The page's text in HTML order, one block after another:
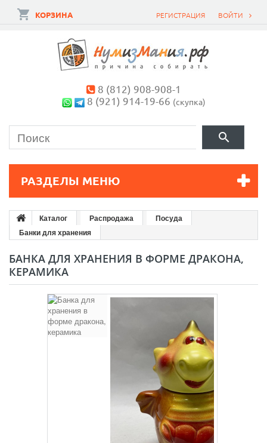
ВОЙТИ
РЕГИСТРАЦИЯ
КОРЗИНА
8 (812) 908-908-1
8 (921) 914-19-66 (скупка)
РАЗДЕЛЫ МЕНЮ
Каталог Распродажа
Посуда
Банки для хранения
БАНКА ДЛЯ ХРАНЕНИЯ В ФОРМЕ ДРАКОНА,
КЕРАМИКА